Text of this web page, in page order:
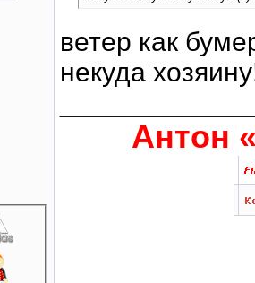
ветер как
некуда
Антон